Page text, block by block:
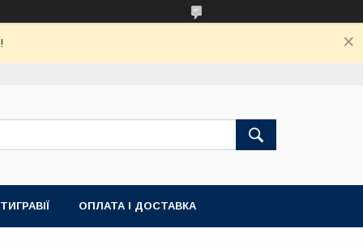
ОПЛАТА І ДОСТАВКА